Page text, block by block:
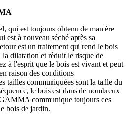
qui est toujours obtenu de manière
à nouveau séché après sa
est un traitement qui rend le bois
la dilatation et réduit le risque de
à l'esprit que le bois est vivant et peut
raison des conditions
tailles communiquées sont la taille du
le bois est dans de nombreux
communique toujours des
bois de jardin.